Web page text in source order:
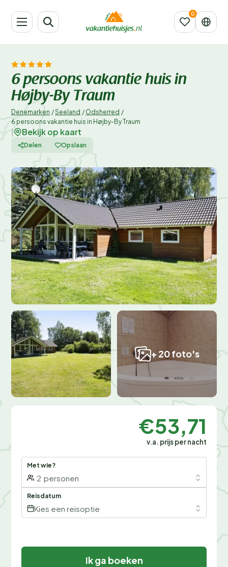
6 persoons vakantie huis in
Højby-By Traum
Denemarken /Seeland / Odsherred /
6 persoons vakantie huis in Højby-By Traum
Bekijk op kaart
Delen Opslaan
+ 20 foto's
€53,71
v.a. prijs per nacht
Met wie?
2 personen
Reisdatum
Kies een reisoptie
Ik ga boeken